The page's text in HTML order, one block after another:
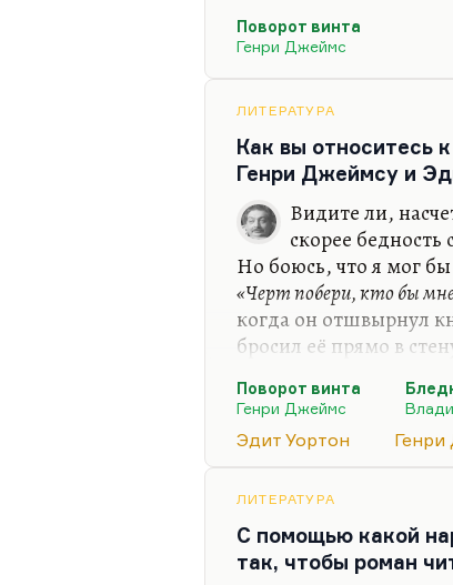
человечество. И еще
пренебрегайте
пренебрегайте
распитие напитков –
творчество – это да,
Мне многие мои
Поворот винта
Генри Джеймс
ЛИТЕРАТУРА
Как вы относитесь
Генри Джеймсу и
Видите ли,
скорее бедность
Но боюсь, что я мог
«Черт побери, кто бы
когда он отшвырнул
бросил её прямо в
Генри Джеймс
произведение. Легко
винта». Это первое
глазами безумной, по
уже заподозрить
признаться, что я
Поворот винта
Генри Джеймс
Эдит Уортон
ЛИТЕРАТУРА
С помощью какой
так, чтобы роман